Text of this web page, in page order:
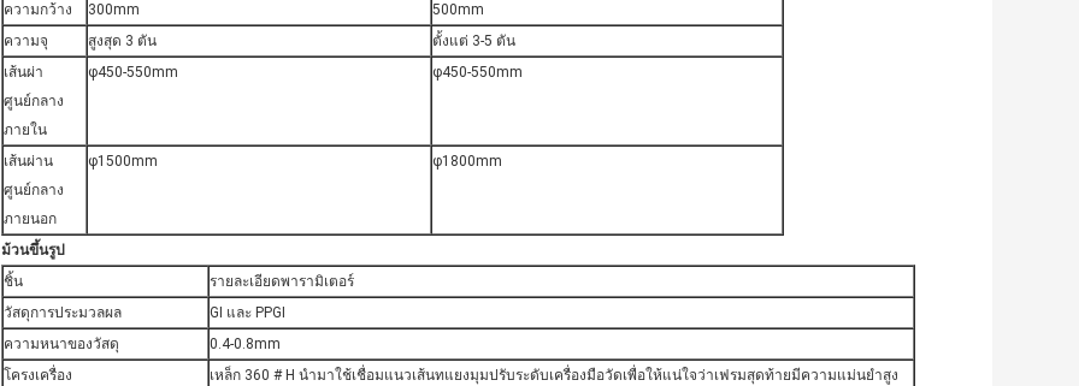
ความกว้าง
300mm
500mm
ความจุ
สูงสุด 3 ตัน
ตั้งแต่ 3-5 ตัน
เส้นผ่า
ศูนย์กลาง
ภายใน
φ450-550mm φ450-550mm
เส้นผ่าน
ศูนย์กลาง
ภายนอก
φ1500mm φ1800mm
ม้วนขึ้นรูป
ชิ้น
รายละเอียดพารามิเตอร์
วัสดุการประมวลผล
GI และ PPGI
ความหนาของวัสดุ
0.4-0.8mm
โครงเครื่อง
เหล็ก 360 # H นำมาใช้เชื่อมแนวเส้นทแยงมุมปรับระดับเครื่องมือวัดเพื่อให้แน่ใจว่าเฟรมสุดท้ายมีความแม่นยำสูง